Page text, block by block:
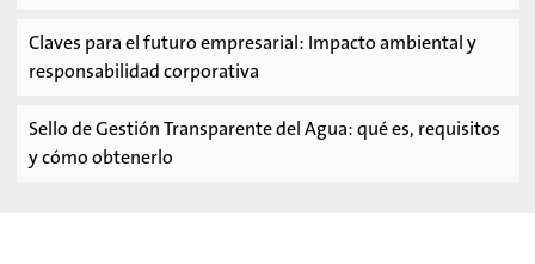
Claves para el futuro empresarial: Impacto ambiental y
responsabilidad corporativa
Sello de Gestión Transparente del Agua: qué es, requisitos
y cómo obtenerlo